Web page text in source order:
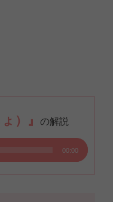
）』 の解説
00:00